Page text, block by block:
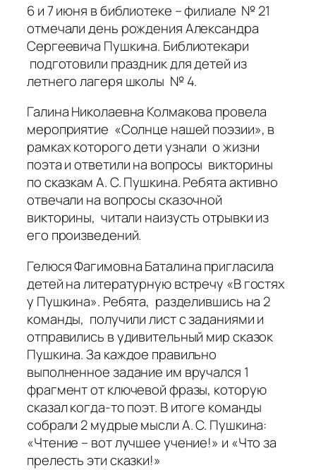
6 и 7 июня в библиотеке – филиале № 21
отмечали день рождения Александра
Сергеевича Пушкина. Библиотекари
подготовили праздник для детей из
летнего лагеря школы № 4.
Галина Николаевна Колмакова провела
мероприятие «Солнце нашей поэзии», в
рамках которого дети узнали о жизни
поэта и ответили на вопросы викторины
по сказкам А. С. Пушкина. Ребята активно
отвечали на вопросы сказочной
викторины, читали наизусть отрывки из
его произведений.
Гелюся Фагимовна Баталина пригласила
детей на литературную встречу «В гостях
у Пушкина». Ребята, разделившись на 2
команды, получили лист с заданиями и
отправились в удивительный мир сказок
Пушкина. За каждое правильно
выполненное задание им вручался 1
фрагмент от ключевой фразы, которую
сказал когда-то поэт. В итоге команды
собрали 2 мудрые мысли А. С. Пушкина:
«Чтение – вот лучшее учение!» и «Что за
прелесть эти сказки!»